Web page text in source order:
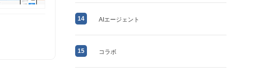
14 AIエージェント
15 コラボ